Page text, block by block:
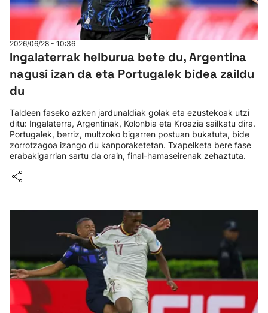
2026/06/28 - 10:36
Ingalaterrak helburua bete du, Argentina
nagusi izan da eta Portugalek bidea zaildu
du
Taldeen faseko azken jardunaldiak golak eta ezustekoak utzi
ditu: Ingalaterra, Argentinak, Kolonbia eta Kroazia sailkatu dira.
Portugalek, berriz, multzoko bigarren postuan bukatuta, bide
zorrotzagoa izango du kanporaketetan. Txapelketa bere fase
erabakigarrian sartu da orain, final-hamaseirenak zehaztuta.